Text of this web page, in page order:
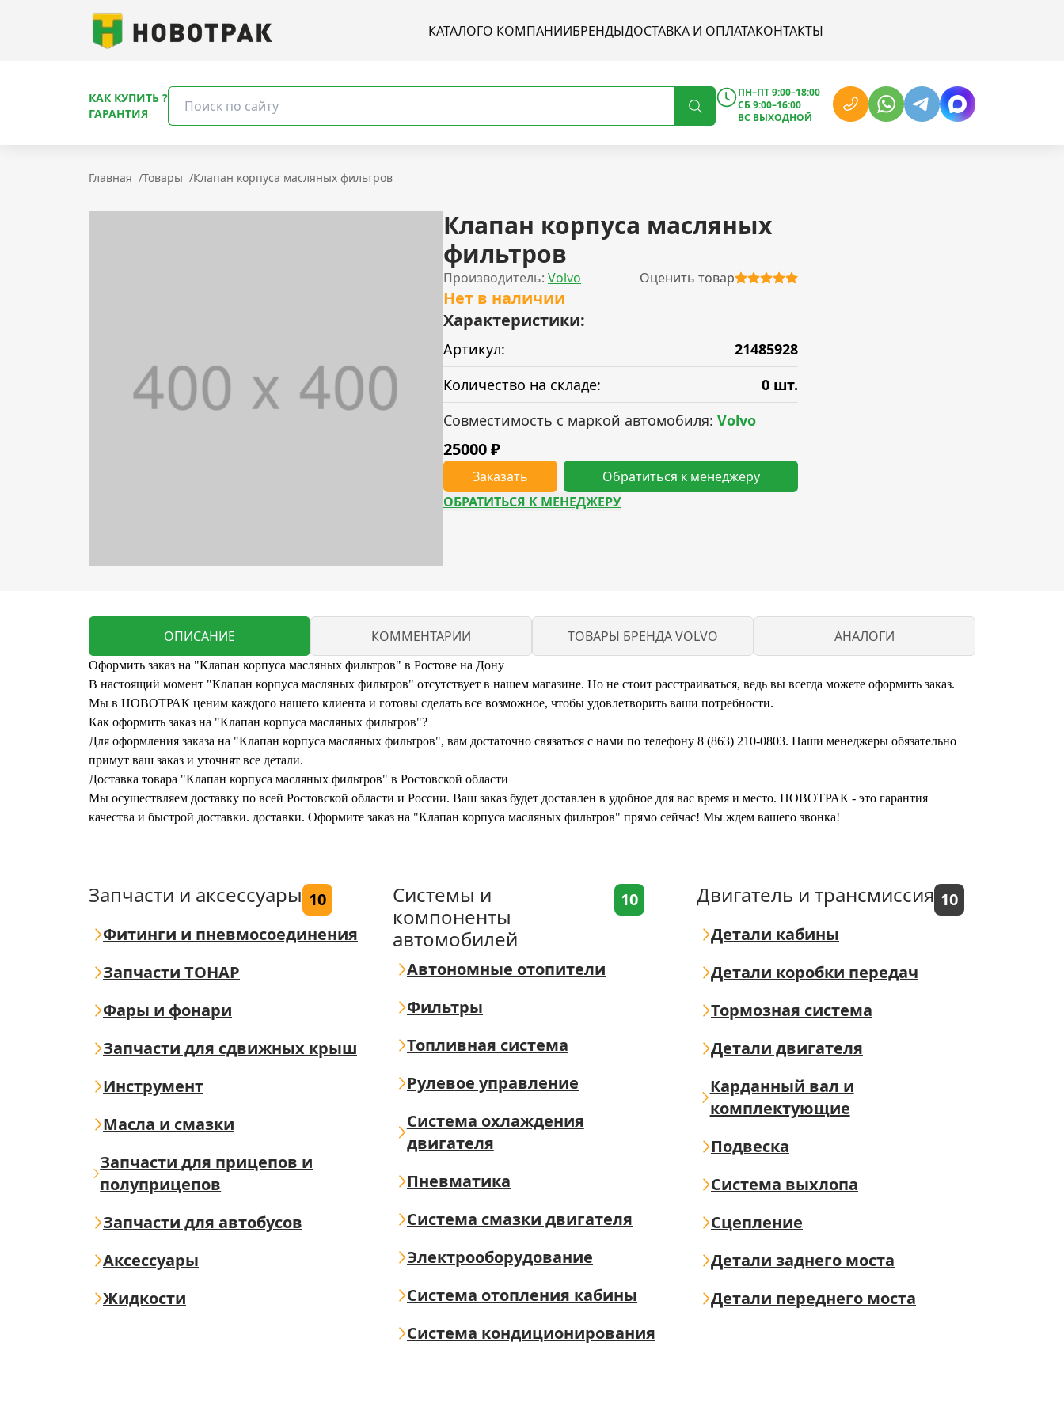
КАТАЛОГО КОМПАНИИБРЕНДЫДОСТАВКА И ОПЛАТАКОНТАКТЫ
КАК КУПИТЬ ?
ГАРАНТИЯ
ПН–ПТ 9:00–18:00
СБ 9:00–16:00
ВС ВЫХОДНОЙ
Главная /Товары /Клапан корпуса масляных фильтров
Клапан корпуса масляных
фильтров
Производитель: Volvo Оценить товар
Нет в наличии
Характеристики:
Артикул:
21485928
Количество на складе:
0 шт.
Совместимость с маркой автомобиля: Volvo
25000₽
Заказать
Обратиться к менеджеру
ОБРАТИТЬСЯ К МЕНЕДЖЕРУ
ОПИСАНИЕ КОММЕНТАРИИ ТОВАРЫ БРЕНДА VOLVO АНАЛОГИ
Оформить заказ на "Клапан корпуса масляных фильтров" в Ростове на Дону
В настоящий момент "Клапан корпуса масляных фильтров" отсутствует в нашем магазине. Но не стоит расстраиваться, ведь вы всегда можете оформить заказ.
Мы в НОВОТРАК ценим каждого нашего клиента и готовы сделать все возможное, чтобы удовлетворить ваши потребности.
Как оформить заказ на "Клапан корпуса масляных фильтров"?
Для оформления заказа на "Клапан корпуса масляных фильтров", вам достаточно связаться с нами по телефону 8 (863) 210-0803. Наши менеджеры обязательно
примут ваш заказ и уточнят все детали.
Доставка товара "Клапан корпуса масляных фильтров" в Ростовской области
Мы осуществляем доставку по всей Ростовской области и России. Ваш заказ будет доставлен в удобное для вас время и место. НОВОТРАК - это гарантия
качества и быстрой доставки. доставки. Оформите заказ на "Клапан корпуса масляных фильтров" прямо сейчас! Мы ждем вашего звонка!
Запчасти и аксессуары 10
Фитинги и пневмосоединения
Запчасти ТОНАР
Фары и фонари
Запчасти для сдвижных крыш
Инструмент
Масла и смазки
Запчасти для прицепов и
полуприцепов
Запчасти для автобусов
Аксессуары
Жидкости
Системы и
компоненты
автомобилей
10
Автономные отопители
Фильтры
Топливная система
Рулевое управление
Система охлаждения
двигателя
Пневматика
Система смазки двигателя
Электрооборудование
Система отопления кабины
Система кондиционирования
Двигатель и трансмиссия 10
Детали кабины
Детали коробки передач
Тормозная система
Детали двигателя
Карданный вал и
комплектующие
Подвеска
Система выхлопа
Сцепление
Детали заднего моста
Детали переднего моста